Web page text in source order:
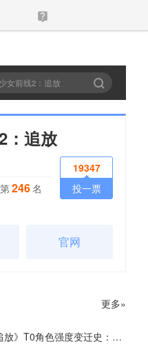
：追放
19347
投一票
第246名
官网
更多»
色强度变迁史：版本更新与环境影响